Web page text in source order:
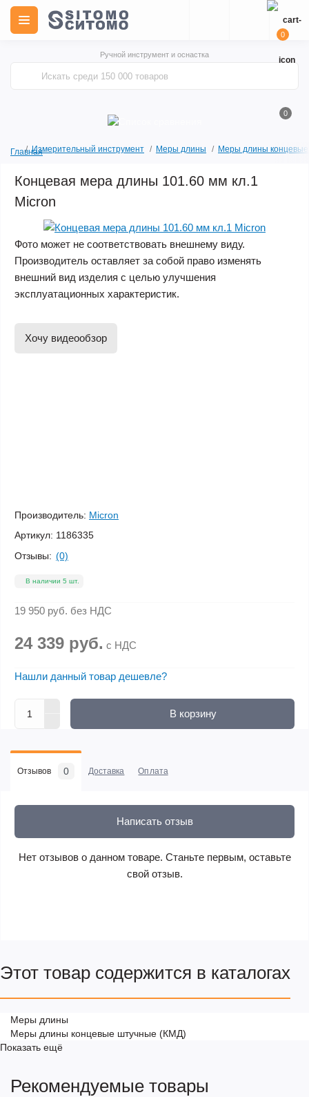
Ручной инструмент и оснастка
0
0
ГлавнаяИзмерительный инструмент Меры длины Меры длины
Концевая мера длины 101.60 мм кл.1
Micron
Фото может не соответствовать внешнему виду.
Производитель оставляет за собой право изменять
внешний вид изделия с целью улучшения
эксплуатационных характеристик.
Хочу видеообзор
Производитель: Micron
Артикул: 1186335
Отзывы: (0)
В наличии 5 шт.
19 950 руб. без НДС
24 339 руб. с НДС
Нашли данный товар дешевле?
В корзину
Отзывов 0 Доставка Оплата
Написать отзыв
Нет отзывов о данном товаре. Станьте первым, оставьте
свой отзыв.
Этот товар содержится в каталогах
Меры длины
Меры длины концевые штучные (КМД)
Показать ещё
Рекомендуемые товары